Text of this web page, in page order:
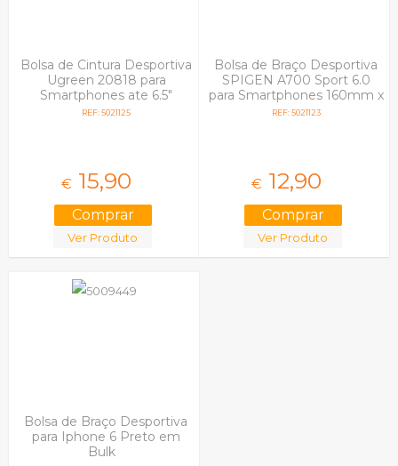
Bolsa de Cintura Desportiva
Ugreen 20818 para
Smartphones ate 6.5"
Preto
REF: 5021125
€ 15,90
Ver Produto
Bolsa de Braço Desportiva
SPIGEN A700 Sport 6.0
para Smartphones 160mm x
73mm Preto
REF: 5021123
€ 12,90
Ver Produto
Bolsa de Braço Desportiva
para Iphone 6 Preto em
Bulk